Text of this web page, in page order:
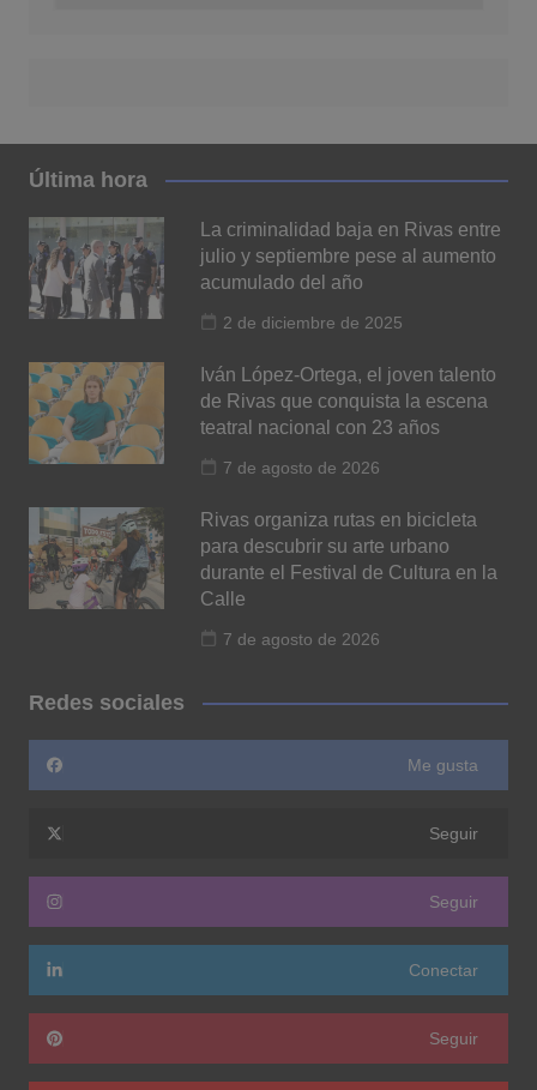
Última hora
La criminalidad baja en Rivas entre
julio y septiembre pese al aumento
acumulado del año
2 de diciembre de 2025
Iván López-Ortega, el joven talento
de Rivas que conquista la escena
teatral nacional con 23 años
7 de agosto de 2026
Rivas organiza rutas en bicicleta
para descubrir su arte urbano
durante el Festival de Cultura en la
Calle
7 de agosto de 2026
Redes sociales
Me gusta
Seguir
Seguir
Conectar
Seguir